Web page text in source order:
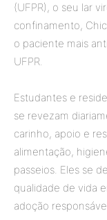
(UFPR), o seu lar
confinamento,
o paciente mais
UFPR.
Estudantes e
se revezam
carinho, apoio e
alimentação,
passeios. Eles se
qualidade de vida
adoção